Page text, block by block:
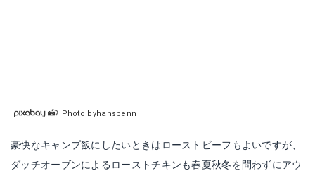
Photo byhansbenn
豪快なキャンプ飯にしたいときはローストビーフもよいですが、
ダッチオーブンによるローストチキンも春夏秋冬を問わずにアウ